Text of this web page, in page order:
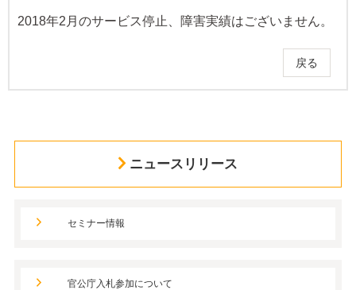
2018年2月のサービス停止、障害実績はございません。
戻る
ニュースリリース
セミナー情報
官公庁入札参加について